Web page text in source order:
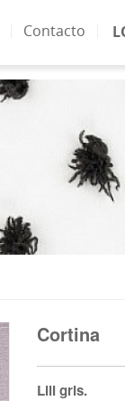
Contacto
Cortina
Lili gris.